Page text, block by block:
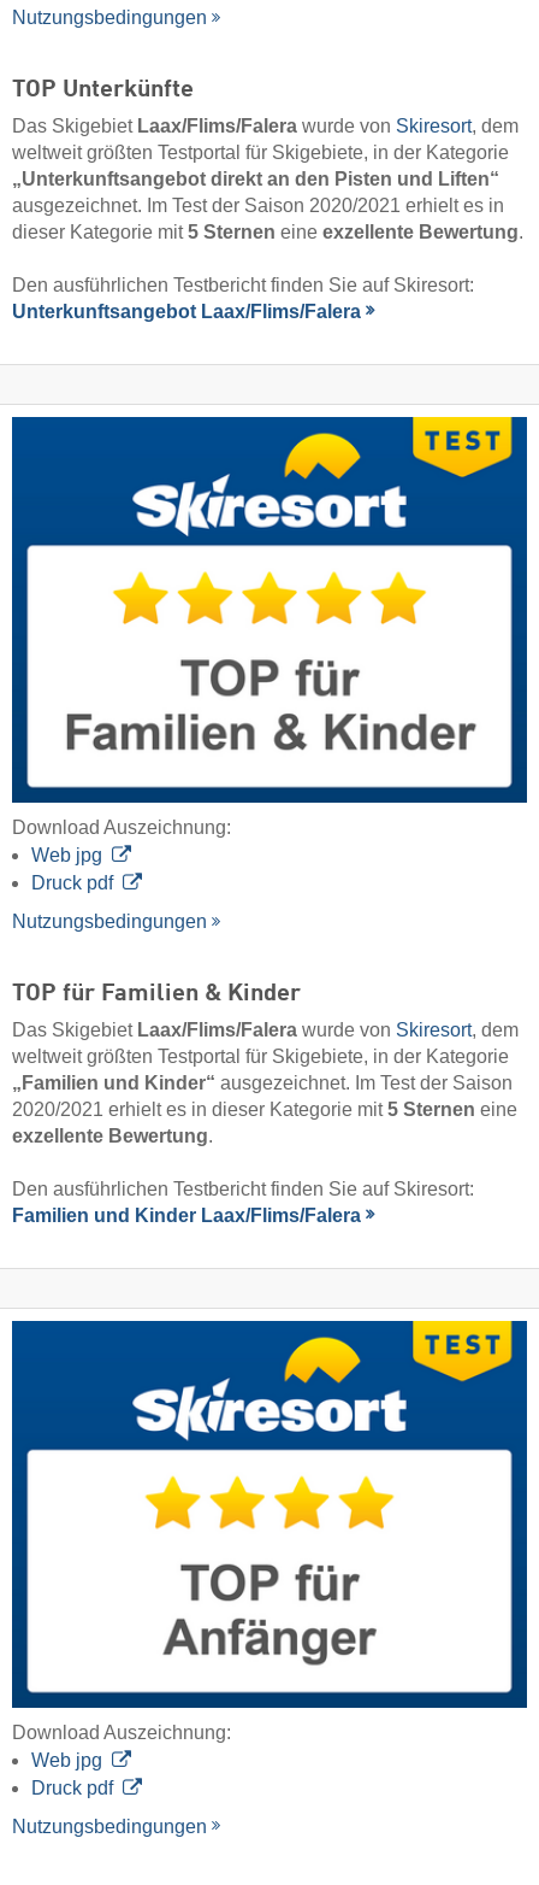
Nutzungsbedingungen
TOP Unterkünfte
Das Skigebiet Laax/​Flims/​Falera wurde von Skiresort, dem
weltweit größten Testportal für Skigebiete, in der Kategorie
„Unterkunftsangebot direkt an den Pisten und Liften“
ausgezeichnet. Im Test der Saison 2020/2021 erhielt es in
dieser Kategorie mit5 Sternen eine exzellente Bewertung.
Den ausführlichen Testbericht finden Sie auf Skiresort:
Unterkunftsangebot Laax/​Flims/​Falera
Download Auszeichnung:
Web jpg
Druck pdf
Nutzungsbedingungen
TOP für Familien & Kinder
Das Skigebiet Laax/​Flims/​Falera wurde von Skiresort, dem
weltweit größten Testportal für Skigebiete, in der Kategorie
„Familien und Kinder“ ausgezeichnet. Im Test der Saison
2020/2021 erhielt es in dieser Kategorie mit5 Sternen eine
exzellente Bewertung.
Den ausführlichen Testbericht finden Sie auf Skiresort:
Familien und Kinder Laax/​Flims/​Falera
Download Auszeichnung:
Web jpg
Druck pdf
Nutzungsbedingungen